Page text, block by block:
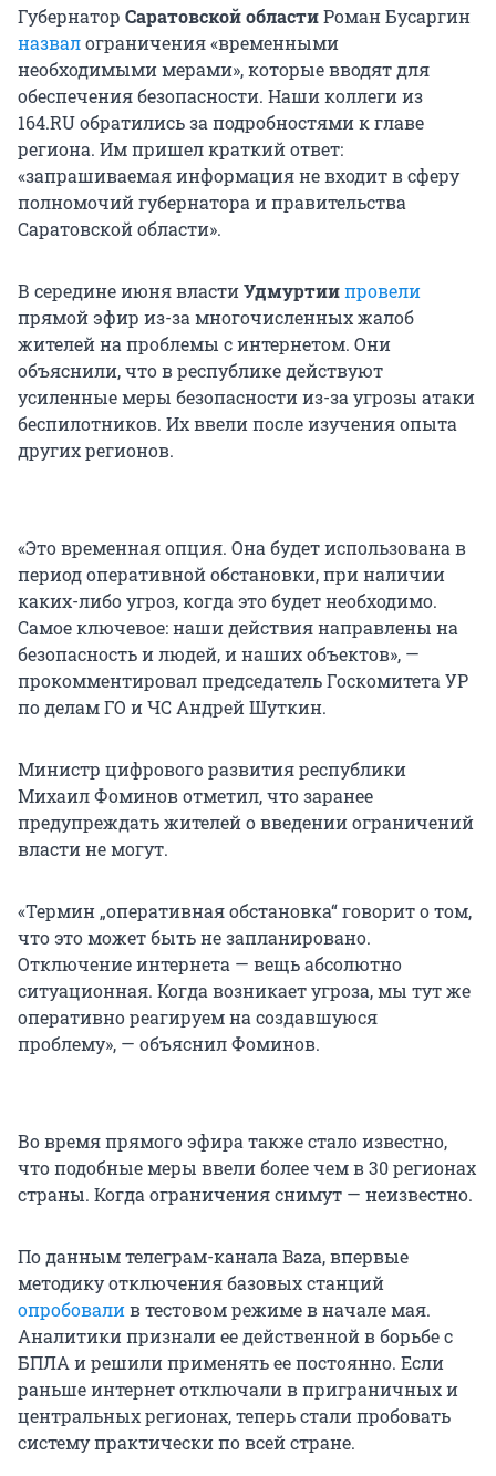
Губернатор Саратовской областиРоман Бусаргин
назвалограничения «временными
необходимыми мерами», которые вводят для
обеспечения безопасности. Наши коллеги из
164.RU обратились за подробностями к главе
региона. Им пришел краткий ответ:
«запрашиваемая информация не входит в сферу
полномочий губернатора и правительства
Саратовской области».
В середине июня властиУдмуртиипровели
прямой эфир из-за многочисленных жалоб
жителей на проблемы с интернетом. Они
объяснили, что в республике действуют
усиленные меры безопасности из-за угрозы атаки
беспилотников. Их ввели после изучения опыта
других регионов.
«Это временная опция. Она будет использована в
период оперативной обстановки, при наличии
каких-либо угроз, когда это будет необходимо.
Самое ключевое: наши действия направлены на
безопасность и людей, и наших объектов», —
прокомментировал председатель Госкомитета УР
по делам ГО и ЧС Андрей Шуткин.
Министр цифрового развития республики
Михаил Фоминов отметил, что заранее
предупреждать жителей о введении ограничений
власти не могут.
«Термин „оперативная обстановка“ говорит о том,
что это может быть не запланировано.
Отключение интернета — вещь абсолютно
ситуационная. Когда возникает угроза, мы тут же
оперативно реагируем на создавшуюся
проблему», — объяснил Фоминов.
Во время прямого эфира также стало известно,
что подобные меры ввели более чем в30 регионах
страны. Когда ограничения снимут — неизвестно.
По данным телеграм-канала Baza, впервые
методику отключения базовых станций
опробовалив тестовом режиме в начале мая.
Аналитики признали ее действенной в борьбе с
БПЛА и решили применять ее постоянно. Если
раньше интернет отключали в приграничных и
центральных регионах, теперь стали пробовать
систему практически по всей стране.